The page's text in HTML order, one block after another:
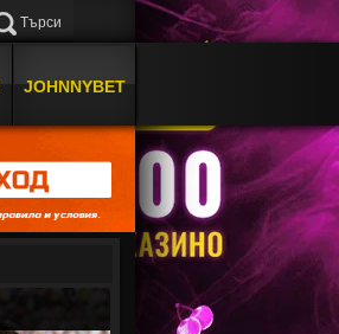
Търси
JOHNNYBET